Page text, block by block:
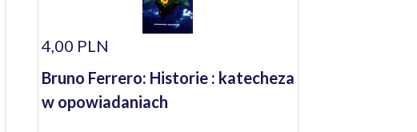
4,00 PLN
Bruno Ferrero: Historie : katecheza
w opowiadaniach